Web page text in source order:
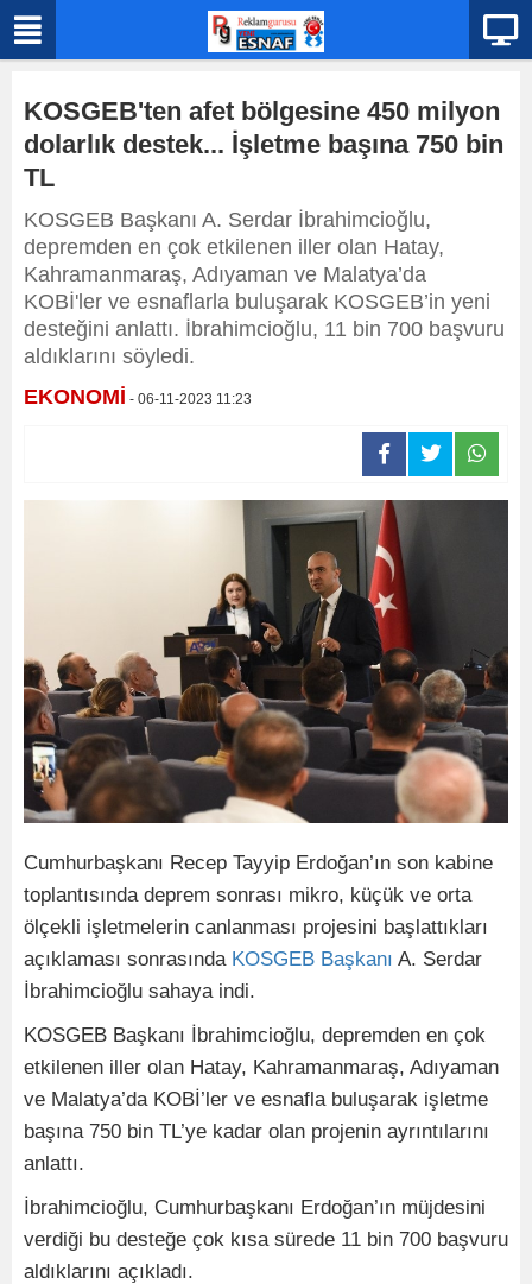
KOSGEB'ten afet bölgesine 450 milyon
dolarlık destek... İşletme başına 750 bin
TL
KOSGEB Başkanı A. Serdar İbrahimcioğlu,
depremden en çok etkilenen iller olan Hatay,
Kahramanmaraş, Adıyaman ve Malatya’da
KOBİ'ler ve esnaflarla buluşarak KOSGEB’in yeni
desteğini anlattı. İbrahimcioğlu, 11 bin 700 başvuru
aldıklarını söyledi.
EKONOMİ - 06-11-2023 11:23
Cumhurbaşkanı Recep Tayyip Erdoğan’ın son kabine
toplantısında deprem sonrası mikro, küçük ve orta
ölçekli işletmelerin canlanması projesini başlattıkları
açıklaması sonrasında KOSGEB Başkanı A. Serdar
İbrahimcioğlu sahaya indi.
KOSGEB Başkanı İbrahimcioğlu, depremden en çok
etkilenen iller olan Hatay, Kahramanmaraş, Adıyaman
ve Malatya’da KOBİ’ler ve esnafla buluşarak işletme
başına 750 bin TL’ye kadar olan projenin ayrıntılarını
anlattı.
İbrahimcioğlu, Cumhurbaşkanı Erdoğan’ın müjdesini
verdiği bu desteğe çok kısa sürede 11 bin 700 başvuru
aldıklarını açıkladı.